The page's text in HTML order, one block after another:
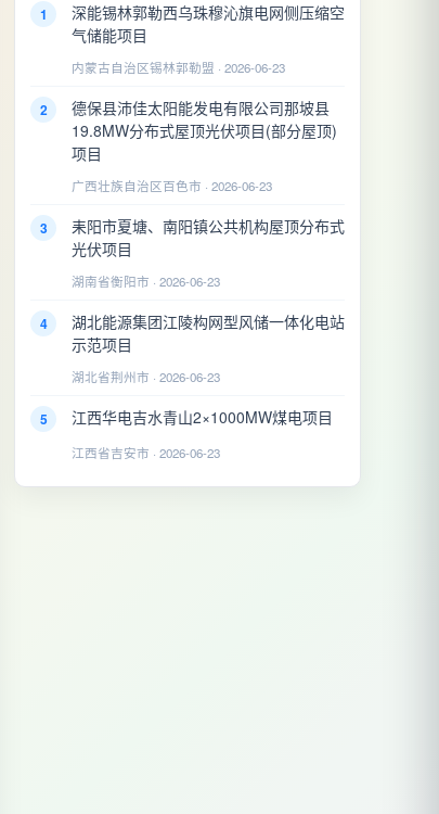
1
深能锡林郭勒西乌珠穆沁旗电网侧压缩空
气储能项目
内蒙古自治区锡林郭勒盟 · 2026-06-23
2
德保县沛佳太阳能发电有限公司那坡县
19.8MW分布式屋顶光伏项目(部分屋顶)
项目
广西壮族自治区百色市 · 2026-06-23
3
耒阳市夏塘、南阳镇公共机构屋顶分布式
光伏项目
湖南省衡阳市 · 2026-06-23
4
湖北能源集团江陵构网型风储一体化电站
示范项目
湖北省荆州市 · 2026-06-23
5 江西华电吉水青山2×1000MW煤电项目
江西省吉安市 · 2026-06-23